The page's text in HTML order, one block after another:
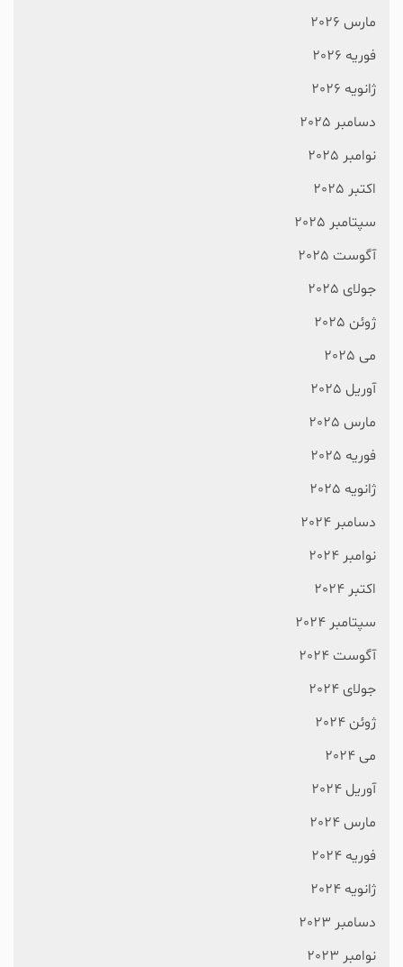
مارس 2026
فوریه 2026
ژانویه 2026
دسامبر 2025
نوامبر 2025
اکتبر 2025
سپتامبر 2025
آگوست 2025
جولای 2025
ژوئن 2025
می 2025
آوریل 2025
مارس 2025
فوریه 2025
ژانویه 2025
دسامبر 2024
نوامبر 2024
اکتبر 2024
سپتامبر 2024
آگوست 2024
جولای 2024
ژوئن 2024
می 2024
آوریل 2024
مارس 2024
فوریه 2024
ژانویه 2024
دسامبر 2023
نوامبر 2023